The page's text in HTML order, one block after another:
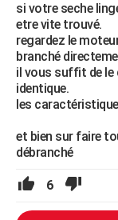
si votre seche
etre vite trouvé.
regardez le
branché
il vous suffit de le
identique.
les
et bien sur faire
débranché
6